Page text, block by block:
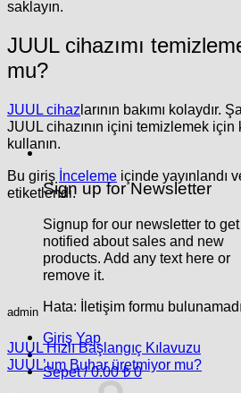
Sign up for Newsletter
Signup for our newsletter to get
notified about sales and new
products. Add any text here or
remove it.
Hata: İletişim formu
Giriş Yap
Sepet /0.00₺ 0
saklayın.
JUUL cihazımı
mu?
JUUL cihaz larının bakımı kolaydır.
JUUL cihazının içini temizlemek
kullanın.
Bu giriş İnceleme içinde yayınlandı
etiketlendi.
admin
JUUL Hızlı Başlangıç ​​Kılavuzu
JUUL’um Buhar üretmiyor mu?